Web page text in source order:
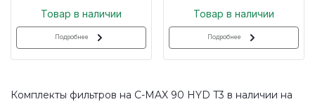
Товар в наличии
Подробнее
Товар в наличии
Подробнее
Комплекты фильтров на C-MAX 90 HYD T3 в наличии на